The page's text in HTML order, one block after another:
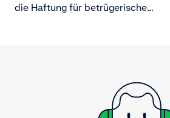
die Haftung für betrügerische